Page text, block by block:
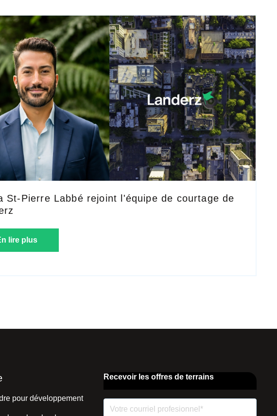
St-Pierre Labbé rejoint l'équipe de courtage de
lire plus
pour développement
Recevoir les offres de terrains